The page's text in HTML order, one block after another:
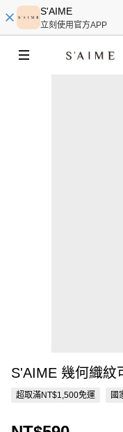
S'AIME
立刻使用官方APP
S'AIME 幾何織紋
超取滿NT$1,500免運 國